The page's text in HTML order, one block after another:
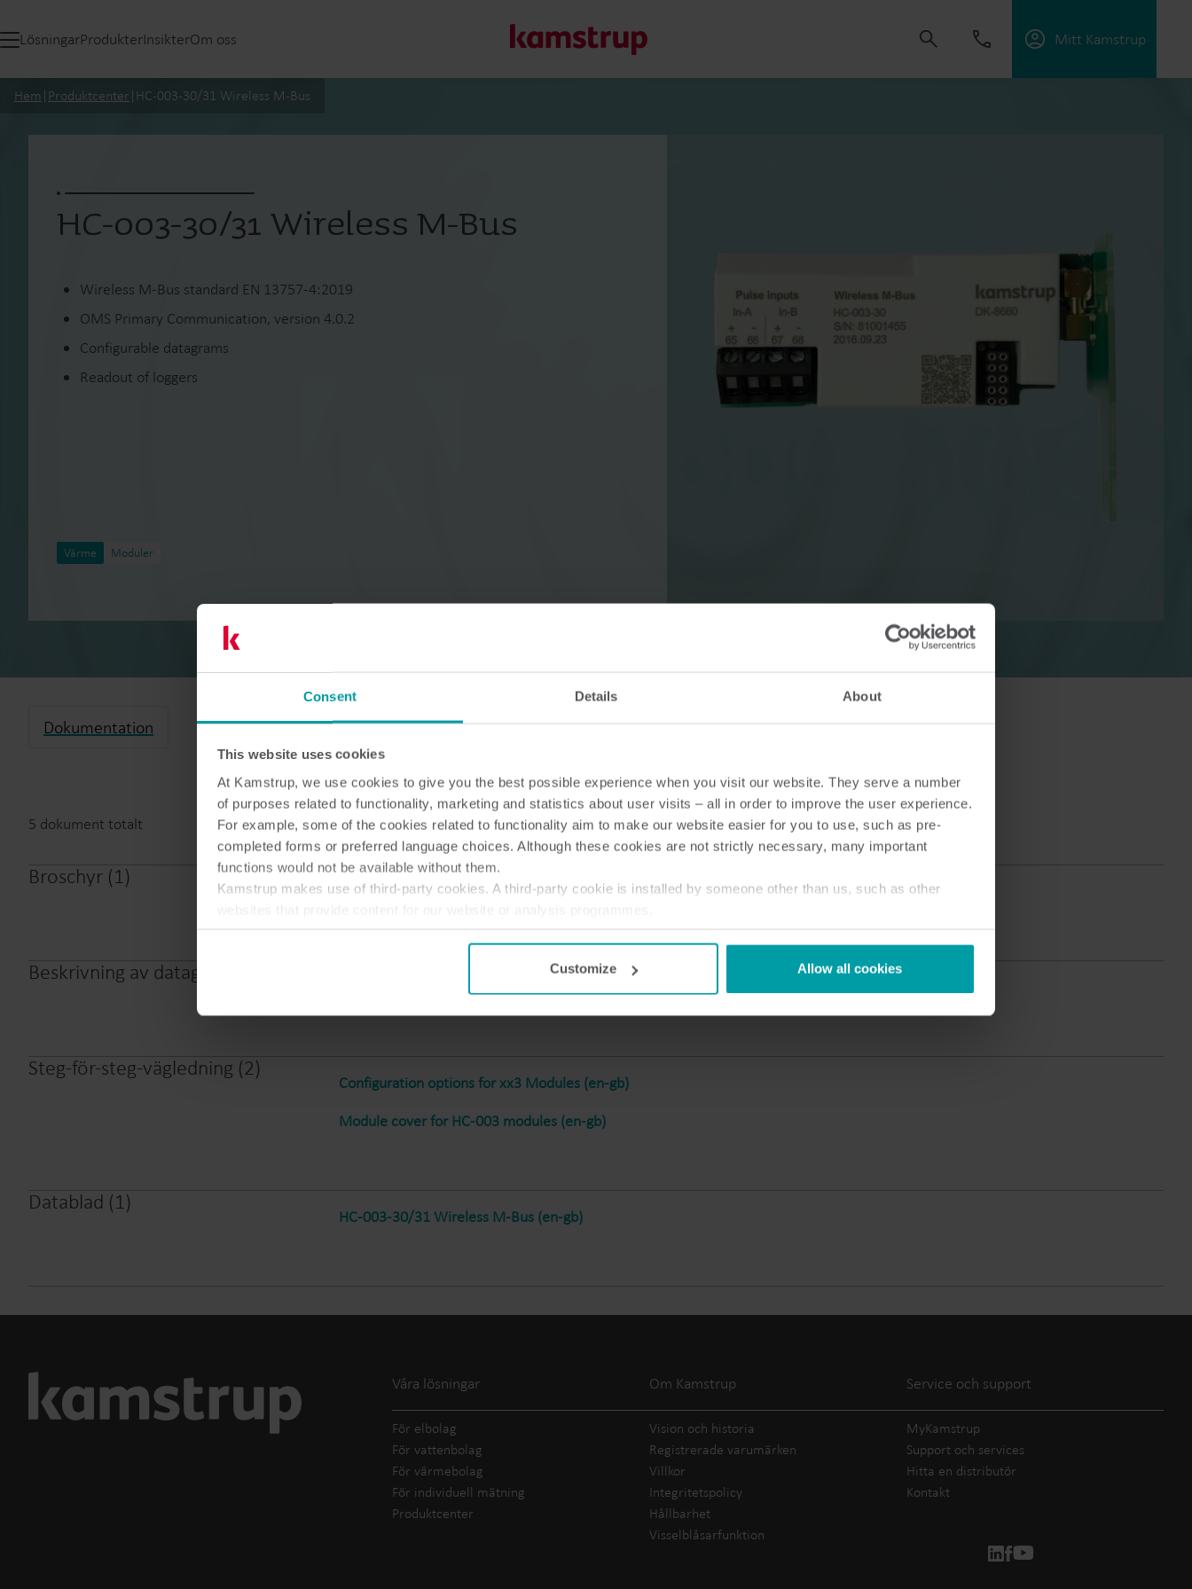
Consent Details About
This website uses cookies
At Kamstrup, we use cookies to give you the best possible experience when you visit our website. They serve a number
of purposes related to functionality, marketing and statistics about user visits – all in order to improve the user experience.
For example, some of the cookies related to functionality aim to make our website easier for you to use, such as pre-
completed forms or preferred language choices. Although these cookies are not strictly necessary, many important
functions would not be available without them.
Kamstrup makes use of third-party cookies. A third-party cookie is installed by someone other than us, such as other
websites that provide content for our website or analysis programmes.
You can at any time change or withdraw your consent from the Cookie Declarationhere.
Customize Allow all cookies
LösningarProdukterInsikterOm oss Mitt Kamstrup
kunder att minska vattenförlust, förbättra system, optimera energieffektivitet och hantera elektrifiering.
energianvändning.
Lösningar för undermätning
Undermätningslösningar förprecision,
uppföljning och effektiv resurshantering.
Produktcenter
Upptäck detaljerade insikter och resurser för
Hem | Produktcenter | HC-003-30/31 Wireless M-Bus
HC-003-30/31 Wireless M-Bus
Wireless M-Bus standard EN 13757-4:2019
OMS Primary Communication, version 4.0.2
Configurable datagrams
Readout of loggers
Värme Moduler
Dokumentation
5 dokument totalt
Broschyr (1)
Selection guide MULTICAL® communication modules (en-gb)
Beskrivning av datagram
Logger profiles and datagrams MCx03 (en-gb)
Steg-för-steg-vägledning (2)
Configuration options for xx3 Modules (en-gb)
Module cover for HC-003 modules (en-gb)
Datablad (1)
HC-003-30/31 Wireless M-Bus (en-gb)
Våra lösningar
För elbolag
För vattenbolag
För värmebolag
För individuell mätning
Produktcenter
Om Kamstrup
Vision och historia
Registrerade varumärken
Villkor
Integritetspolicy
Hållbarhet
Visselblåsarfunktion
Service och support
MyKamstrup
Support och services
Hitta en distributör
Kontakt